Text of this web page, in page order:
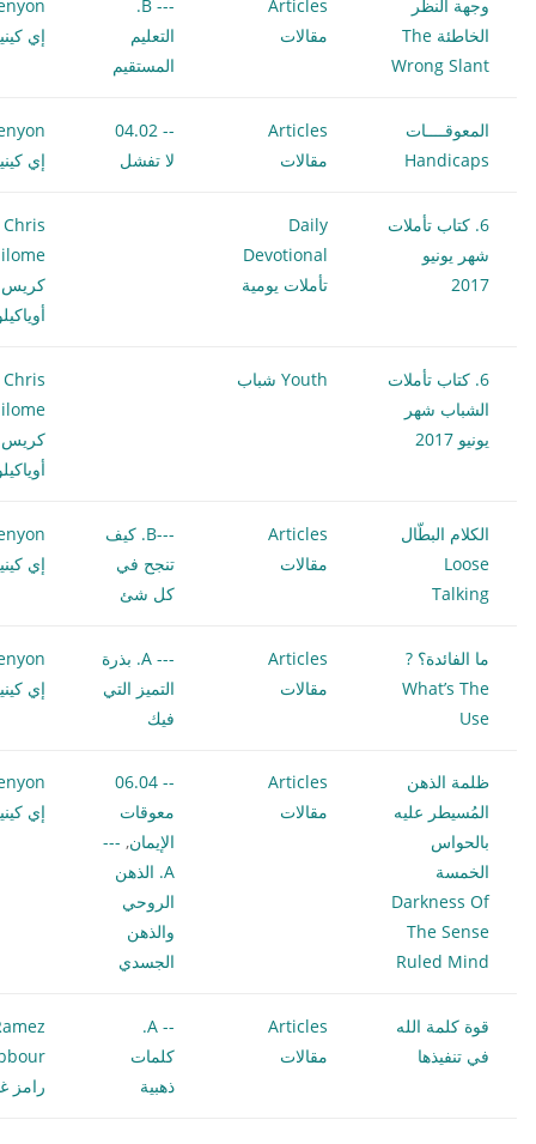
وجهة النظر
الخاطئة The
Wrong Slant
Articles
مقالات
--- B.
التعليم
المستقيم
إي
المعوقــــات
Handicaps
Articles
مقالات
-- 04.02
لا تفشل
إي
6. كتاب تأملات
شهر يونيو
2017
Daily
Devotional
تأملات يومية
Chris
كريس
6. كتاب تأملات
الشباب شهر
يونيو 2017
Youth شباب
Chris
كريس
الكلام البطّال
Loose
Talking
Articles
مقالات
---B. كيف
تنجح في
كل شئ
إي
ما الفائدة؟ ?
What’s The
Use
Articles
مقالات
--- A. بذرة
التميز التي
فيك
إي
ظلمة الذهن
المُسيطر عليه
بالحواس
الخمسة
Darkness Of
The Sense
Ruled Mind
Articles
مقالات
-- 06.04
معوقات
الإيمان,
---
A. الذهن
الروحي
والذهن
الجسدي
إي
قوة كلمة الله
في تنفيذها
Articles
مقالات
-- A.
كلمات
ذهبية
رامز